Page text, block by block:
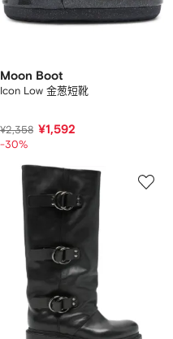
Moon Boot
Icon Low 金葱短靴
¥2,358 ¥1,592
-30%